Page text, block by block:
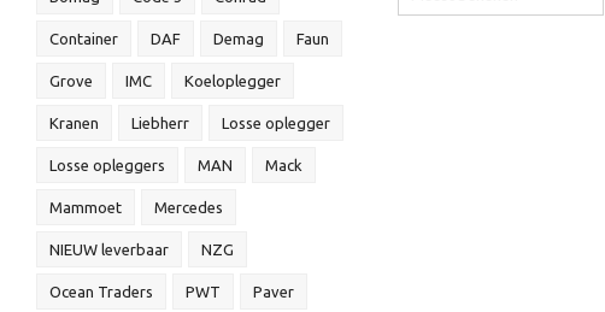
Container DAF Demag Faun
Grove IMC Koeloplegger
Kranen Liebherr Losse oplegger
Losse opleggers MAN Mack
Mammoet Mercedes
NIEUW leverbaar NZG
Ocean Traders PWT Paver